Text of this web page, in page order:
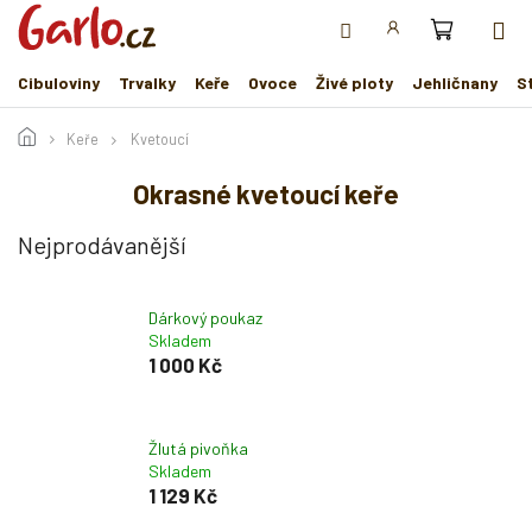
Přejít
obsah
Cibuloviny
Trvalky Keře Ovoce Živé ploty Jehličnany
Keře Kvetoucí
Okrasné kvetoucí keře
Nejprodávanější
Dárkový poukaz
Skladem
1 000 Kč
Žlutá pivoňka
Skladem
1 129 Kč